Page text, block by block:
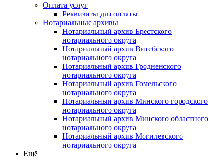
Оплата услуг
Реквизиты для оплаты
Нотариальные архивы
Нотариальный архив Брестского
нотариального округа
Нотариальный архив Витебского
нотариального округа
Нотариальный архив Гродненского
нотариального округа
Нотариальный архив Гомельского
нотариального округа
Нотариальный архив Минского городского
нотариального округа
Нотариальный архив Минского областного
нотариального округа
Нотариальный архив Могилевского
нотариального округа
Ещё